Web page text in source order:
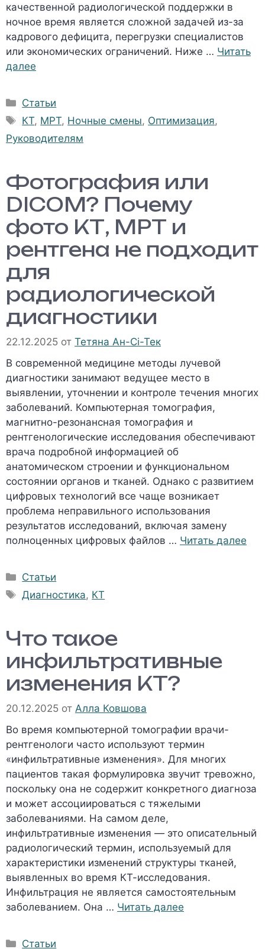
качественной радиологической поддержки в
ночное время является сложной задачей из-за
кадрового дефицита, перегрузки специалистов
или экономических ограничений. Ниже … Читать
далее
Рубрики
Статьи
Метки
КТ, МРТ, Ночные смены, Оптимизация,
Руководителям
Фотография или
DICOM? Почему
фото КТ, МРТ и
рентгена не подходит
для
радиологической
диагностики
22.12.2025 от Тетяна Ан-Сі-Тек
В современной медицине методы лучевой
диагностики занимают ведущее место в
выявлении, уточнении и контроле течения многих
заболеваний. Компьютерная томография,
магнитно-резонансная томография и
рентгенологические исследования обеспечивают
врача подробной информацией об
анатомическом строении и функциональном
состоянии органов и тканей. Однако с развитием
цифровых технологий все чаще возникает
проблема неправильного использования
результатов исследований, включая замену
полноценных цифровых файлов … Читать далее
Рубрики
Статьи
Метки
Диагностика, КТ
Что такое
инфильтративные
изменения КТ?
20.12.2025 от Алла Ковшова
Во время компьютерной томографии врачи-
рентгенологи часто используют термин
«инфильтративные изменения». Для многих
пациентов такая формулировка звучит тревожно,
поскольку она не содержит конкретного диагноза
и может ассоциироваться с тяжелыми
заболеваниями. На самом деле,
инфильтративные изменения — это описательный
радиологический термин, используемый для
характеристики изменений структуры тканей,
выявленных во время КТ-исследования.
Инфильтрация не является самостоятельным
заболеванием. Она … Читать далее
Рубрики
Статьи